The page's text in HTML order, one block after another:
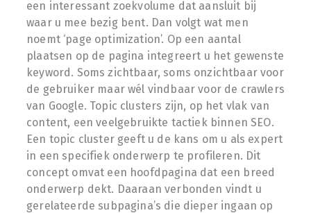
een interessant zoekvolume dat aansluit bij
waar u mee bezig bent. Dan volgt wat men
noemt ‘page optimization’. Op een aantal
plaatsen op de pagina integreert u het gewenste
keyword. Soms zichtbaar, soms onzichtbaar voor
de gebruiker maar wél vindbaar voor de crawlers
van Google. Topic clusters zijn, op het vlak van
content, een veelgebruikte tactiek binnen SEO.
Een topic cluster geeft u de kans om u als expert
in een specifiek onderwerp te profileren. Dit
concept omvat een hoofdpagina dat een breed
onderwerp dekt. Daaraan verbonden vindt u
gerelateerde subpagina’s die dieper ingaan op